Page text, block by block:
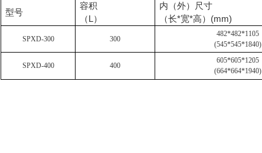
型号
容积
（L）
内（外）尺寸
（长*宽*高）(mm)
SPXD-300 300
482*482*1105
(545*545*1840)
SPXD-400 400
605*605*1205
(664*664*1940)